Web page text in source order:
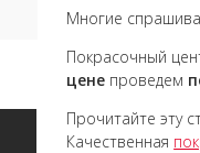
Многие
Покрасочный
цене проведем
Прочитайте эту
Качественная